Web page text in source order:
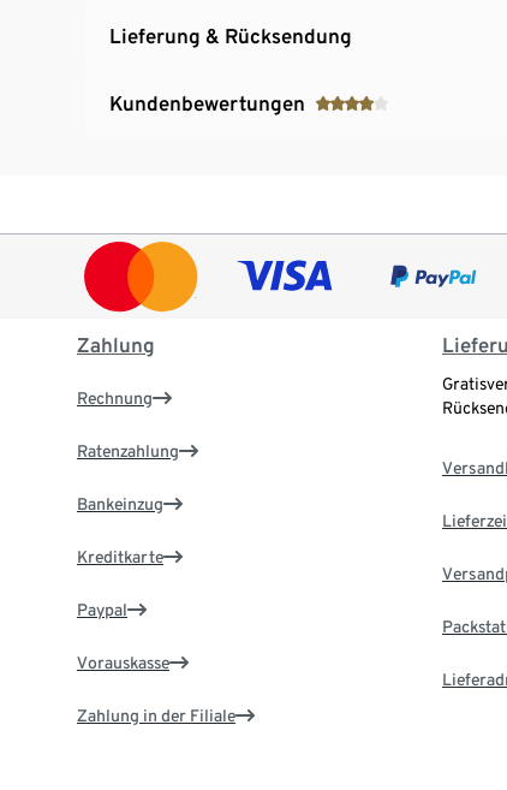
Lieferung & Rücksendung
Kundenbewertungen
Zahlung
Rechnung
Ratenzahlung
Bankeinzug
Kreditkarte
Paypal
Vorauskasse
Zahlung in der Filiale